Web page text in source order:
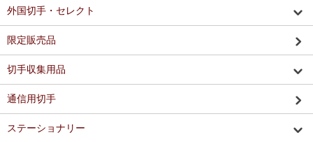
外国切手・セレクト
限定販売品
切手収集用品
通信用切手
ステーショナリー